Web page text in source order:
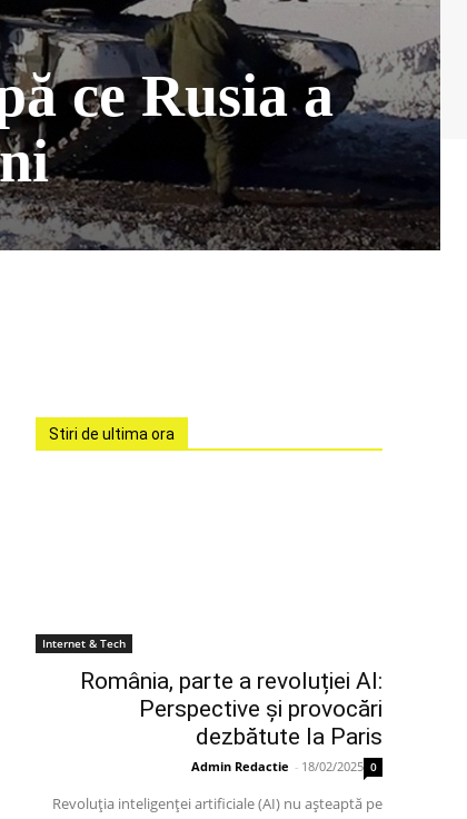
ce Rusia a
Stiri de ultima ora
Internet & Tech
România, parte a revoluției AI:
Perspective și provocări
dezbătute la Paris
Admin Redactie - 18/02/2025 0
Revoluția inteligenței artificiale (AI) nu așteaptă pe